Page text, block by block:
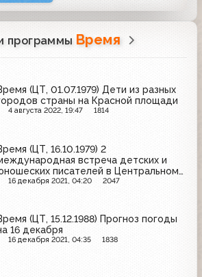
программы Время
(ЦТ, 01.07.1979) Дети из разных
страны на Красной площади
4 августа 2022, 19:47 1814
(ЦТ, 16.10.1979) 2
встреча детских и
писателей в Центральном
доме литераторов
16 декабря 2021, 04:20 2047
(ЦТ, 15.12.1988) Прогноз погоды
16 декабря
16 декабря 2021, 04:35 1838